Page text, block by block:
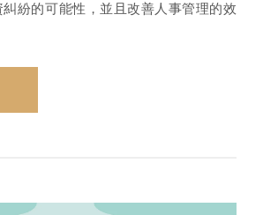
紛的可能性，並且改善人事管理的效